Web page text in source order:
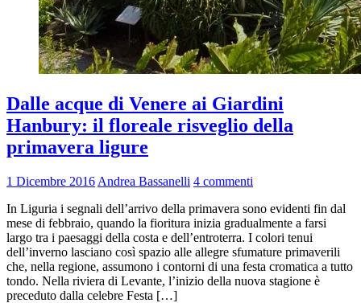
Dalle acque di Venere ai Giardini
Hanbury: il floreale risveglio della
primavera ligure
1 Dicembre 2016 Andrea Bassanelli 4 commenti
In Liguria i segnali dell’arrivo della primavera sono evidenti fin dal
mese di febbraio, quando la fioritura inizia gradualmente a farsi
largo tra i paesaggi della costa e dell’entroterra. I colori tenui
dell’inverno lasciano così spazio alle allegre sfumature primaverili
che, nella regione, assumono i contorni di una festa cromatica a tutto
tondo. Nella riviera di Levante, l’inizio della nuova stagione è
preceduto dalla celebre Festa […]